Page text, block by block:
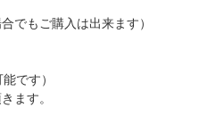
でもご購入は出来ます）
です）
ます。